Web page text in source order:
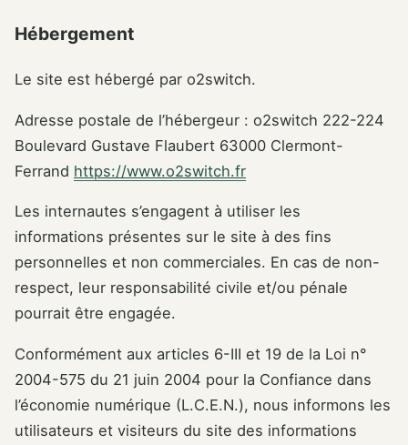
Hébergement
Le site est hébergé par o2switch.
Adresse postale de l’hébergeur : o2switch 222-224
Boulevard Gustave Flaubert 63000 Clermont-
Ferrand https://www.o2switch.fr
Les internautes s’engagent à utiliser les
informations présentes sur le site à des fins
personnelles et non commerciales. En cas de non-
respect, leur responsabilité civile et/ou pénale
pourrait être engagée.
Conformément aux articles 6-III et 19 de la Loi n°
2004-575 du 21 juin 2004 pour la Confiance dans
l’économie numérique (L.C.E.N.), nous informons les
utilisateurs et visiteurs du site des informations